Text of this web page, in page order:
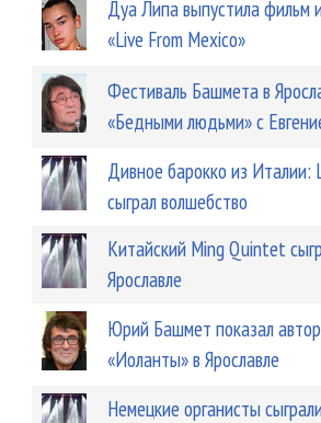
Дуа Липа выпустила фильм
«Live From Mexico»
Фестиваль Башмета в
«Бедными людьми» с
Дивное барокко из Италии:
сыграл волшебство
Китайский Ming Quintet
Ярославле
Юрий Башмет показал
«Иоланты» в Ярославле
Немецкие органисты